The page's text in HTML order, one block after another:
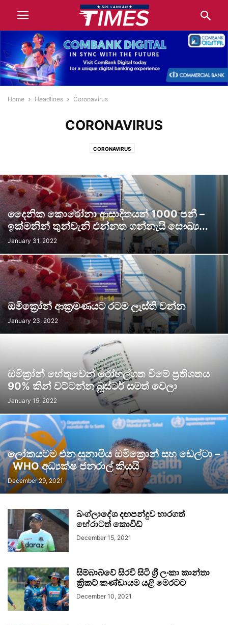
Home Headlines Coronavirus
CORONAVIRUS
CORONAVIRUS
දෛනික කොරෝනා ආසාදිතයන් 1000 පනී –
ඉක්මනින් තුන්වැනි එන්නත ගන්නැයි සෞඛ්‍ය...
January 31, 2022
ඔමික්‍රෝන් ආක්‍රමණයට රටම ලෑස්ති වන්න
January 23, 2022
ඔමික්‍රා්න් හේතුවෙන් රෝහල්ගත වීමේ ප්‍රතිශතය
90% කින් වට්ටන්න බූස්ටර් සමත් වෙලා
January 15, 2022
ලෝකයටම එන සුනාමිය ඔමික්‍රොන් සහ ඩෙල්ටා –
WHO අධ්‍යක්ෂ ජනරාල් කියයි
December 29, 2021
බංග්ලාදේශ දඟපන්දුව භාරගත්
හේරාටත් කොවිඩ්
December 15, 2021
සිම්බාබ්වේ සිරවී සිටි ශ්‍රී ලංකා කාන්තා
ක්‍රිකට් කණ්ඩායම යළි මෙරටට
December 10, 2021